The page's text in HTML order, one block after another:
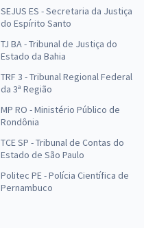
SEJUS ES - Secretaria da Justiça
do Espírito Santo
TJ BA - Tribunal de Justiça do
Estado da Bahia
TRF 3 - Tribunal Regional Federal
da 3ª Região
MP RO - Ministério Público de
Rondônia
TCE SP - Tribunal de Contas do
Estado de São Paulo
Politec PE - Polícia Científica de
Pernambuco